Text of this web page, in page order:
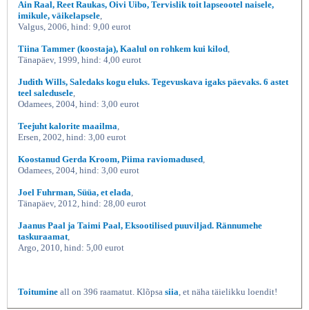
Ain Raal, Reet Raukas, Oivi Uibo, Tervislik toit lapseootel naisele,
imikule, väikelapsele
Valgus, 2006, hind: 9,00 eurot
Tiina Tammer (koostaja), Kaalul on rohkem kui kilod
Tänapäev, 1999, hind: 4,00 eurot
Judith Wills, Saledaks kogu eluks. Tegevuskava igaks päevaks. 6 astet
teel saledusele
Odamees, 2004, hind: 3,00 eurot
Teejuht kalorite maailma
Ersen, 2002, hind: 3,00 eurot
Koostanud Gerda Kroom, Piima raviomadused
Odamees, 2004, hind: 3,00 eurot
Joel Fuhrman, Süüa, et elada
Tänapäev, 2012, hind: 28,00 eurot
Jaanus Paal ja Taimi Paal, Eksootilised puuviljad. Rännumehe
taskuraamat
Argo, 2010, hind: 5,00 eurot
Toitumine all on 396 raamatut. Klõpsa siia , et näha täielikku loendit!